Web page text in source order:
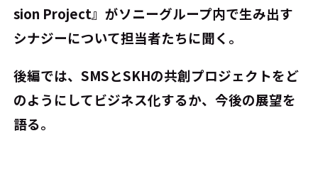
sion Project』がソニーグループ内で生み出す
シナジーについて担当者たちに聞く。
後編では、SMSとSKHの共創プロジェクトをど
のようにしてビジネス化するか、今後の展望を
語る。